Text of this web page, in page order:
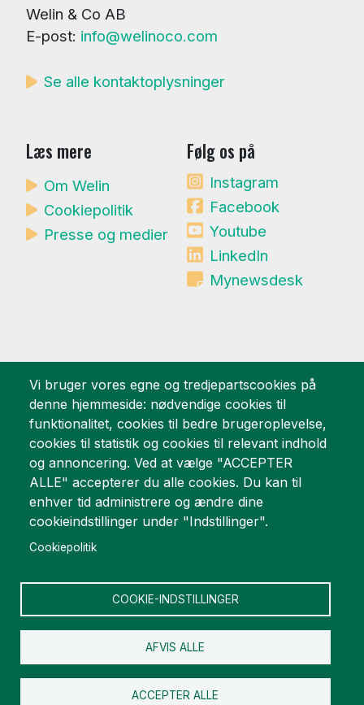
Welin & Co AB
E-post: info@welinoco.com
Se alle kontaktoplysninger
Læs mere
Om Welin
Cookiepolitik
Presse og medier
Følg os på
Instagram
Facebook
Youtube
LinkedIn
Mynewsdesk
Vi er stolte af
Copyright © Welin & Co
Vi bruger vores egne og tredjepartscookies på
denne hjemmeside: nødvendige cookies til
funktionalitet, cookies til bedre brugeroplevelse,
cookies til statistik og cookies til relevant indhold
og annoncering. Ved at vælge "ACCEPTER
ALLE" accepterer du alle cookies. Du kan til
enhver tid administrere og ændre dine
cookieindstillinger under "Indstillinger".
Cookiepolitik
COOKIE-INDSTILLINGER
AFVIS ALLE
ACCEPTER ALLE